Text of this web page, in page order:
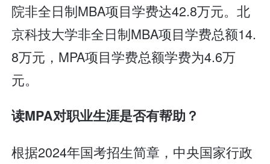
院非全日制MBA项目学费达42.8万元。北
京科技大学非全日制MBA项目学费总额14.
8万元，MPA项目学费总额学费为4.6万
元。
读MPA对职业生涯是否有帮助？
根据2024年国考招生简章，中央国家行政